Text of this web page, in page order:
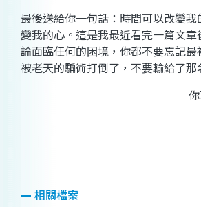
最後送給你一句話：時間可以改變
變我的心。這是我最近看完一篇文
論面臨任何的困境，你都不要忘記
被老天的騙術打倒了，不要輸給了
相關檔案